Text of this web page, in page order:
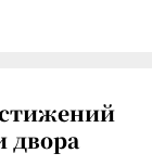
двора